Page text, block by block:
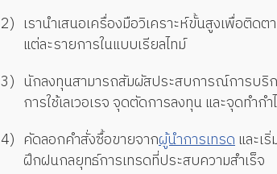
2) เรานำเสนอเครื่องมือวิเคราะห์ขั้นสูงเพื่อติ
แต่ละรายการในแบบเรียลไทม์
3) นักลงทุนสามารถสัมผัสประสบการณ์การบริ
การใช้เลเวอเรจ จุดตัดการลงทุน และจุดทำกำ
4) คัดลอกคำสั่งซื้อขายจากผู้นำการเทรด และเ
ฝึกฝนกลยุทธ์การเทรดที่ประสบความสำเร็จ